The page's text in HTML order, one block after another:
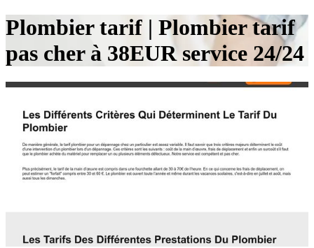
Plombier tarif | Plombier tarif
pas cher à 38EUR service 24/24